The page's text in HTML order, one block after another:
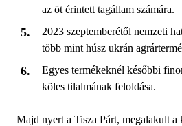
az öt érintett tagállam számára.
2023 szeptemberétől nemzeti
több mint húsz ukrán
Egyes termékeknél későbbi
köles tilalmának feloldása.
Majd nyert a Tisza Párt, megalakult a